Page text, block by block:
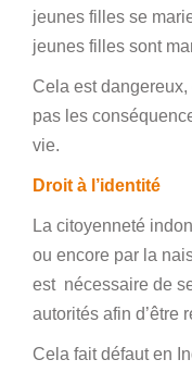
jeunes filles se
jeunes filles sont
Cela est
pas les
vie.
Droit à l’identité
La citoyenneté
ou encore par la
est nécessaire de
autorités afin d’être
Cela fait défaut en